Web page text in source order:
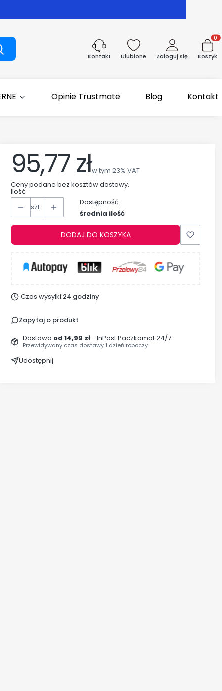
Kontakt Ulubione Zaloguj się Koszyk
Opinie Trustmate Blog Kontakt
Cena
95,77 złw tym 23% VAT
w tym 23% VAT
Ceny podane bez kosztów dostawy.
Ilość
szt.
Dostępność:
średnia ilość
DODAJ DO KOSZYKA
Czas wysyłki:24 godziny
Zapytaj o produkt
Dostawa od 14,99 zł- InPost Paczkomat 24/7
Przewidywany czas dostawy 1 dzień roboczy.
Udostępnij